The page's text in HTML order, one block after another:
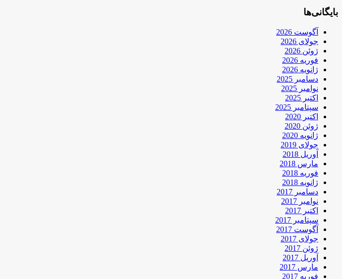
بایگانی‌ها
آگوست 2026
جولای 2026
ژوئن 2026
فوریه 2026
ژانویه 2026
دسامبر 2025
نوامبر 2025
اکتبر 2025
سپتامبر 2025
اکتبر 2020
ژوئن 2020
ژانویه 2020
جولای 2019
آوریل 2018
مارس 2018
فوریه 2018
ژانویه 2018
دسامبر 2017
نوامبر 2017
اکتبر 2017
سپتامبر 2017
آگوست 2017
جولای 2017
ژوئن 2017
آوریل 2017
مارس 2017
فوریه 2017